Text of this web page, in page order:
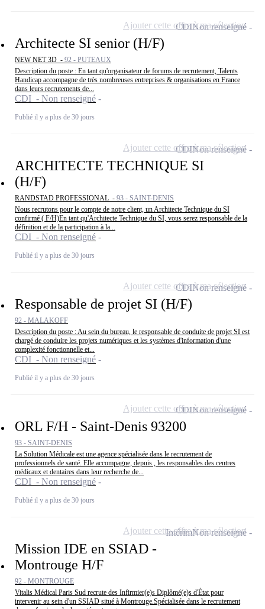
Architecte SI senior (H/F)
NEW NET 3D - 92 - PUTEAUX
Description du poste : En tant qu'organisateur de forums de recrutement, Talents
Handicap accompagne de très nombreuses entreprises & organisations en France
dans leurs recrutements de...
CDI - Non renseigné
Publié il y a plus de 30 jours
CDINon renseigné
Ajouter cette offre à ma sélection
ARCHITECTE TECHNIQUE SI
(H/F)
RANDSTAD PROFESSIONAL - 93 - SAINT-DENIS
Nous recrutons pour le compte de notre client, un Architecte Technique du SI
confirmé ( F/H)En tant qu'Architecte Technique du SI, vous serez responsable de la
définition et de la participation à la...
CDI - Non renseigné
Publié il y a plus de 30 jours
CDINon renseigné
Ajouter cette offre à ma sélection
Responsable de projet SI (H/F)
92 - MALAKOFF
Description du poste : Au sein du bureau, le responsable de conduite de projet SI est
chargé de conduire les projets numériques et les systèmes d'information d'une
complexité fonctionnelle et...
CDI - Non renseigné
Publié il y a plus de 30 jours
CDINon renseigné
Ajouter cette offre à ma sélection
ORL F/H - Saint-Denis 93200
93 - SAINT-DENIS
La Solution Médicale est une agence spécialisée dans le recrutement de
professionnels de santé. Elle accompagne, depuis , les responsables des centres
médicaux et dentaires dans leur recherche de...
CDI - Non renseigné
Publié il y a plus de 30 jours
CDINon renseigné
Ajouter cette offre à ma sélection
Mission IDE en SSIAD -
Montrouge H/F
92 - MONTROUGE
Vitalis Médical Paris Sud recrute des Infirmier(e)s Diplômé(e)s d'État pour
intervenir au sein d'un SSIAD situé à Montrouge.Spécialisée dans le recrutement
IntérimNon renseigné
Ajouter cette offre à ma sélection